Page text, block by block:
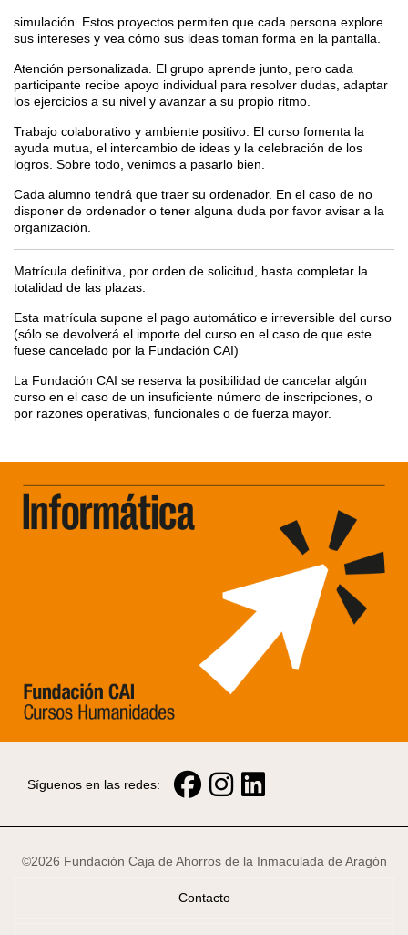
simulación. Estos proyectos permiten que cada persona explore
sus intereses y vea cómo sus ideas toman forma en la pantalla.
Atención personalizada. El grupo aprende junto, pero cada
participante recibe apoyo individual para resolver dudas, adaptar
los ejercicios a su nivel y avanzar a su propio ritmo.
Trabajo colaborativo y ambiente positivo. El curso fomenta la
ayuda mutua, el intercambio de ideas y la celebración de los
logros. Sobre todo, venimos a pasarlo bien.
Cada alumno tendrá que traer su ordenador. En el caso de no
disponer de ordenador o tener alguna duda por favor avisar a la
organización.
Matrícula definitiva, por orden de solicitud, hasta completar la
totalidad de las plazas.
Esta matrícula supone el pago automático e irreversible del curso
(sólo se devolverá el importe del curso en el caso de que este
fuese cancelado por la Fundación CAI)
La Fundación CAI se reserva la posibilidad de cancelar algún
curso en el caso de un insuficiente número de inscripciones, o
por razones operativas, funcionales o de fuerza mayor.
Síguenos en las redes:
©2026 Fundación Caja de Ahorros de la Inmaculada de Aragón
Contacto